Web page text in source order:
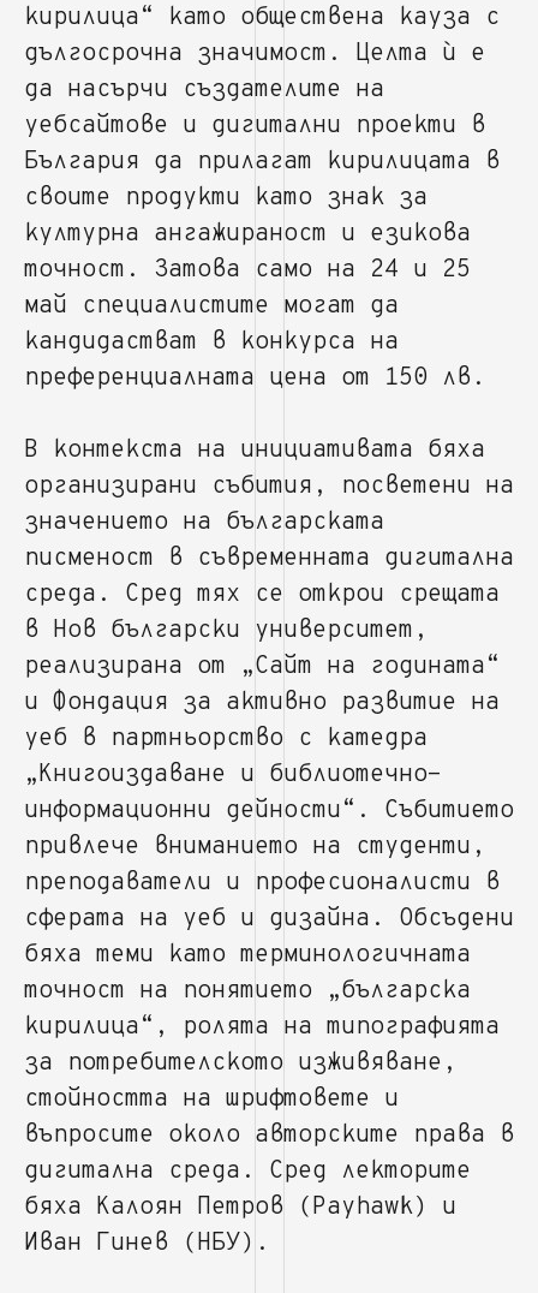
кирилица“ като обществена кауза с
дългосрочна значимост. Целта ѝ е
да насърчи създателите на
уебсайтове и дигитални проекти в
България да прилагат кирилицата в
своите продукти като знак за
културна ангажираност и езикова
точност. Затова само на 24 и 25
май специалистите могат да
кандидастват в конкурса на
преференциалната цена от 150 лв.
В контекста на инициативата бяха
организирани събития, посветени на
значението на българската
писменост в съвременната дигитална
среда. Сред тях се открои срещата
в Нов български университет,
реализирана от „Сайт на годината“
и Фондация за активно развитие на
уеб в партньорство с катедра
„Книгоиздаване и библиотечно-
информационни дейности“. Събитието
привлече вниманието на студенти,
преподаватели и професионалисти в
сферата на уеб и дизайна. Обсъдени
бяха теми като терминологичната
точност на понятието „българска
кирилица“, ролята на типографията
за потребителското изживяване,
стойността на шрифтовете и
въпросите около авторските права в
дигитална среда. Сред лекторите
бяха Калоян Петров (Payhawk) и
Иван Гинев (НБУ).